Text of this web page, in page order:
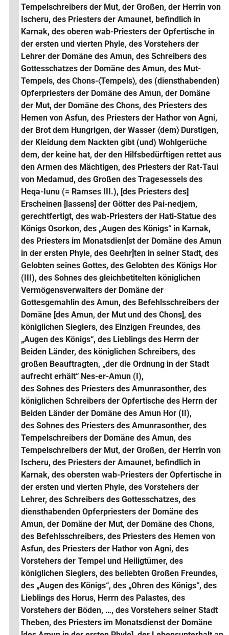
Tempelschreibers der Mut, der Großen, der Herrin von
Ischeru, des Priesters der Amaunet, befindlich in
Karnak, des oberen wab-Priesters der Opfertische in
der ersten und vierten Phyle, des Vorstehers der
Lehrer der Domäne des Amun, des Schreibers des
Gottesschatzes der Domäne des Amun, des Mut-
Tempels, des Chons-〈Tempels〉, des (diensthabenden)
Opferpriesters der Domäne des Amun, der Domäne
der Mut, der Domäne des Chons, des Priesters des
Hemen von Asfun, des Priesters der Hathor von Agni,
der Brot dem Hungrigen, der Wasser 〈dem〉 Durstigen,
der Kleidung dem Nackten gibt (und) Wohlgerüche
dem, der keine hat, der den Hilfsbedürftigen rettet aus
den Armen des Mächtigen, des Priesters der Rat-Taui
von Medamud, des Großen des Tragesessels des
Heqa-Iunu (= Ramses III.), [des Priesters des]
Erscheinen [lassens] der Götter des Pai-nedjem,
gerechtfertigt, des wab-Priesters der Hati-Statue des
Königs Osorkon, des „Augen des Königs“ in Karnak,
des Priesters im Monatsdien[st der Domäne des Amun
in der ersten Phyle, des Geehr]ten in seiner Stadt, des
Gelobten seines Gottes, des Gelobten des Königs Hor
(III), des Sohnes des gleichbetitelten königlichen
Vermögensverwalters der Domäne der
Gottesgemahlin des Amun, des Befehlsschreibers der
Domäne [des Amun, der Mut und des Chons], des
königlichen Sieglers, des Einzigen Freundes, des
„Augen des Königs“, des Lieblings des Herrn der
Beiden Länder, des königlichen Schreibers, des
großen Beauftragten, „der die Ordnung in der Stadt
aufrecht erhält“ Nes-er-Amun (I),
des Sohnes des Priesters des Amunrasonther, des
königlichen Schreibers der Opfertische des Herrn der
Beiden Länder der Domäne des Amun Hor (II),
des Sohnes des Priesters des Amunrasonther, des
Tempelschreibers der Domäne des Amun, des
Tempelschreibers der Mut, der Großen, der Herrin von
Ischeru, des Priesters der Amaunet, befindlich in
Karnak, des obersten wab-Priesters der Opfertische in
der ersten und vierten Phyle, des Vorstehers der
Lehrer, des Schreibers des Gottesschatzes, des
diensthabenden Opferpriesters der Domäne des
Amun, der Domäne der Mut, der Domäne des Chons,
des Befehlsschreibers, des Priesters des Hemen von
Asfun, des Priesters der Hathor von Agni, des
Vorstehers der Tempel und Heiligtümer, des
königlichen Sieglers, des beliebten Großen Freundes,
des „Augen des Königs“, des „Ohren des Königs“, des
Lieblings des Horus, Herrn des Palastes, des
Vorstehers der Böden, …, des Vorstehers seiner Stadt
Theben, des Priesters im Monatsdienst der Domäne